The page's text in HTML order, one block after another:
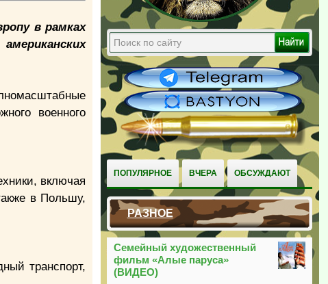
ПОПУЛЯРНОЕ ВЧЕРА ОБСУЖДАЮТ
РАЗНОЕ
Семейный художественный
фильм «Алые паруса»
(ВИДЕО)
в рамках
военного
включая
в Польшу,
транспорт,